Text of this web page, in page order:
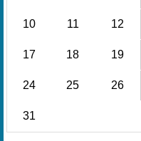
10 11 12
17 18 19
24 25 26
31